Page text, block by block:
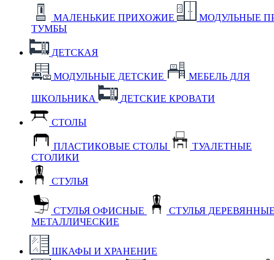
МАЛЕНЬКИЕ ПРИХОЖИЕ МОДУЛЬНЫЕ
ТУМБЫ
ДЕТСКАЯ
МОДУЛЬНЫЕ ДЕТСКИЕ МЕБЕЛЬ ДЛЯ
ШКОЛЬНИКА ДЕТСКИЕ КРОВАТИ
СТОЛЫ
ПЛАСТИКОВЫЕ СТОЛЫ
ТУАЛЕТНЫЕ
СТОЛИКИ
СТУЛЬЯ
СТУЛЬЯ ОФИСНЫЕ СТУЛЬЯ ДЕРЕВЯННЫЕ
МЕТАЛЛИЧЕСКИЕ
ШКАФЫ И ХРАНЕНИЕ